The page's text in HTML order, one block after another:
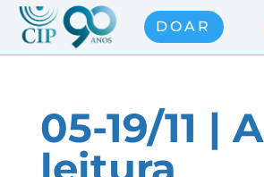
DOAR
05-19/11 | A